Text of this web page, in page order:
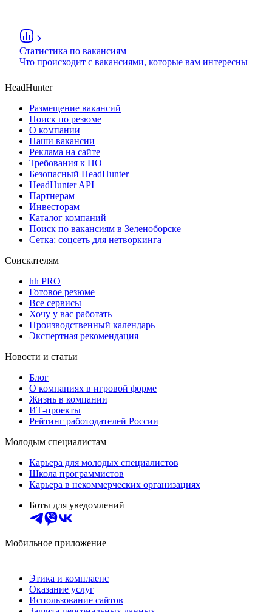
Статистика по вакансиям
Что происходит с вакансиями, которые вам интересны
HeadHunter
Размещение вакансий
Поиск по резюме
О компании
Наши вакансии
Реклама на сайте
Требования к ПО
Безопасный HeadHunter
HeadHunter API
Партнерам
Инвесторам
Каталог компаний
Поиск по вакансиям в Зеленоборске
Сетка: соцсеть для нетворкинга
Соискателям
hh PRO
Готовое резюме
Все сервисы
Хочу у вас работать
Производственный календарь
Экспертная рекомендация
Новости и статьи
Блог
О компаниях в игровой форме
Жизнь в компании
ИТ-проекты
Рейтинг работодателей России
Молодым специалистам
Карьера для молодых специалистов
Школа программистов
Карьера в некоммерческих организациях
Боты для уведомлений
Мобильное приложение
Этика и комплаенс
Оказание услуг
Использование сайтов